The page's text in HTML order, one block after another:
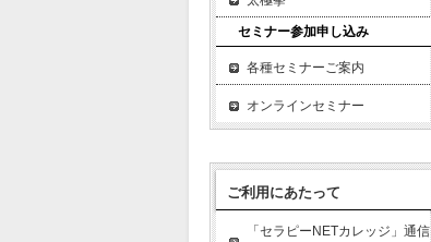
セミナー参加申し込み
各種セミナーご案内
オンラインセミナー
ご利用にあたって
「セラピーNETカレッジ」通信